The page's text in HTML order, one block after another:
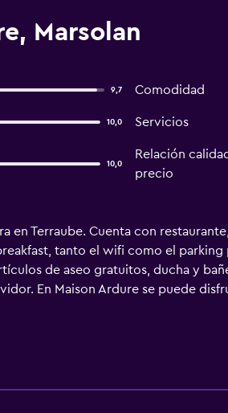
Marsolan
9,7 Comodidad
10,0 Servicios
10,0
Relación
precio
en Terraube. Cuenta con
tanto el wifi como el
de aseo gratuitos, ducha y
En Maison Ardure se puede
En Maison Ardure, la clientela
Recinto de exposiciones de Agen